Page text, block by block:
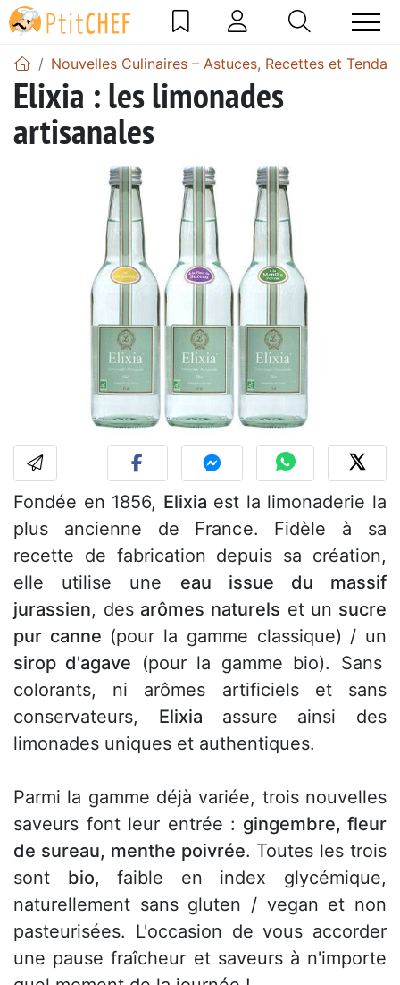
Nouvelles Culinaires – Astuces, Recettes et
Elixia : les limonades
artisanales
Fondée en 1856, Elixia est la limonaderie la
plus ancienne de France. Fidèle à sa
recette de fabrication depuis sa création,
elle utilise une eau issue du massif
jurassien, des arômes naturels et un sucre
pur canne (pour la gamme classique) / un
sirop d'agave (pour la gamme bio). Sans
colorants, ni arômes artificiels et sans
conservateurs, Elixia assure ainsi des
limonades uniques et authentiques.
Parmi la gamme déjà variée, trois nouvelles
saveurs font leur entrée : gingembre, fleur
de sureau, menthe poivrée. Toutes les trois
sont bio, faible en index glycémique,
naturellement sans gluten / vegan et non
pasteurisées. L'occasion de vous accorder
une pause fraîcheur et saveurs à n'importe